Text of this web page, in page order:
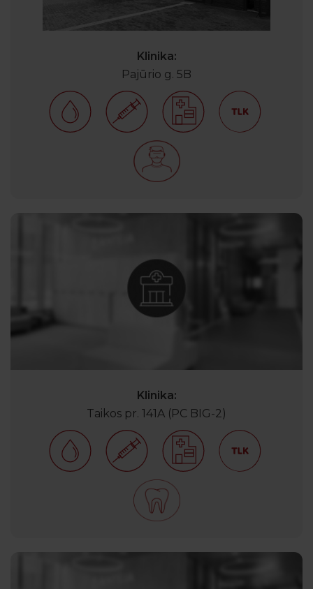
Klinika:
Pajūrio g. 5B
Klinika:
Taikos pr. 141A (PC BIG-2)